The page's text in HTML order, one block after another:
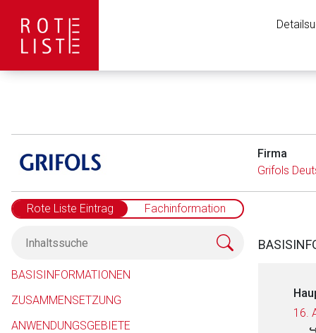
Firma
Grifols
Rote Liste Eintrag Fachinformation
BASISINFORMATIONEN
ZUSAMMENSETZUNG
ANWENDUNGSGEBIETE
16.